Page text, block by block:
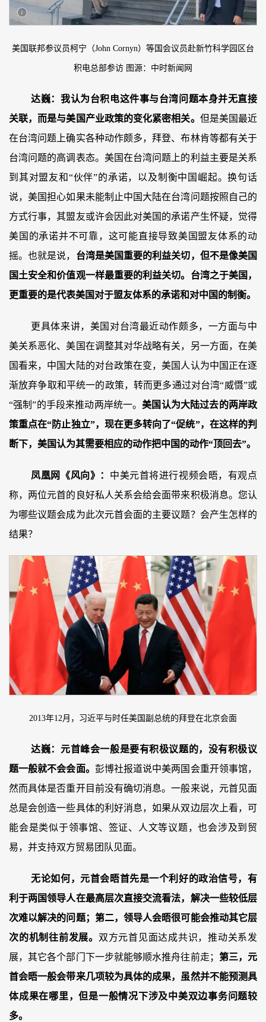
美国联邦参议员柯宁（John Cornyn）等国会议员赴新竹科学园区台
积电总部参访 图源：中时新闻网
达巍：我认为台积电这件事与台湾问题本身并无直接
关联，而是与美国产业政策的变化紧密相关。 但是美国最近
在台湾问题上确实各种动作颇多，拜登、布林肯等都有关于
台湾问题的高调表态。美国在台湾问题上的利益主要是关系
到其对盟友和“伙伴”的承诺，以及制衡中国崛起。换句话
说，美国担心如果未能制止中国大陆在台湾问题按照自己的
方式行事，其盟友或许会因此对美国的承诺产生怀疑，觉得
美国的承诺并不可靠，这可能直接导致美国盟友体系的动
摇。也就是说， 台湾是美国重要的利益关切，但不是像美国
国土安全和价值观一样最重要的利益关切。台湾之于美国，
更重要的是代表美国对于盟友体系的承诺和对中国的制衡。
更具体来讲，美国对台湾最近动作颇多，一方面与中
美关系恶化、美国在调整其对华战略有关，另一方面，在美
国看来，中国大陆的对台政策在变，美国人认为中国正在逐
渐放弃争取和平统一的政策，转而更多通过对台湾“威慑”或
“强制”的手段来推动两岸统一。美国认为大陆过去的两岸政
策重点在“防止独立”，现在更多转向了“促统”，在这样的判
断下，美国认为其需要相应的动作把中国的动作“顶回去”。
凤凰网《风向》： 中美元首将进行视频会晤，有观点
称，两位元首的良好私人关系会给会面带来积极消息。您认
为哪些议题会成为此次元首会面的主要议题？会产生怎样的
结果？
2013年12月，习近平与时任美国副总统的拜登在北京会面
达巍： 元首峰会一般是要有积极议题的，没有积极议
题一般就不会会面。 彭博社报道说中美两国会重开领事馆，
然而具体是否重开目前没有确切消息。一般来说，元首见面
总是会创造一些具体的利好消息，如果从双边层次上看，可
能会是类似于领事馆、签证、人文等议题，也会涉及到贸
易，并支持双方贸易团队见面。
无论如何，元首会晤首先是一个利好的政治信号，有
利于两国领导人在最高层次直接交流看法，解决一些较低层
次难以解决的问题； 第二，领导人会晤很可能会推动其它层
次的机制往前发展。 双方元首见面达成共识，推动关系发
展，其它各个部门下一步就能够顺水推舟往前走； 第三，元
首会晤一般会带来几项较为具体的成果，虽然并不能预测具
体成果在哪里，但是一般情况下涉及中美双边事务问题较
多。